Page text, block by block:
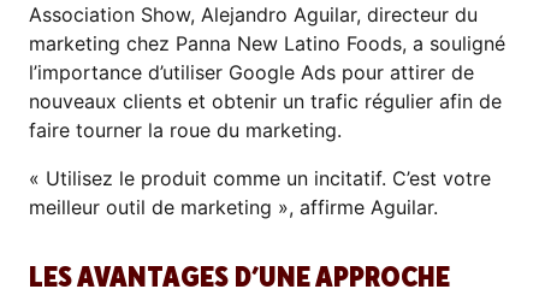
Association Show, Alejandro Aguilar, directeur du
marketing chez Panna New Latino Foods, a souligné
l’importance d’utiliser Google Ads pour attirer de
nouveaux clients et obtenir un trafic régulier afin de
faire tourner la roue du marketing.
« Utilisez le produit comme un incitatif. C’est votre
meilleur outil de marketing », affirme Aguilar.
LES AVANTAGES D’UNE APPROCHE